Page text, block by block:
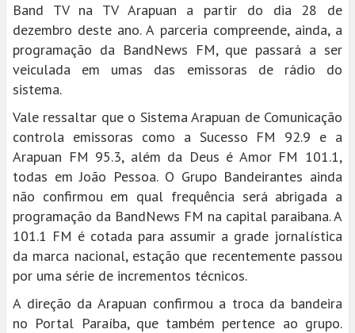
Band TV na TV Arapuan a partir do dia 28 de
dezembro deste ano. A parceria compreende, ainda, a
programação da BandNews FM, que passará a ser
veiculada em umas das emissoras de rádio do
sistema.
Vale ressaltar que o Sistema Arapuan de Comunicação
controla emissoras como a Sucesso FM 92.9 e a
Arapuan FM 95.3, além da Deus é Amor FM 101.1,
todas em João Pessoa. O Grupo Bandeirantes ainda
não confirmou em qual frequência será abrigada a
programação da BandNews FM na capital paraibana. A
101.1 FM é cotada para assumir a grade jornalística
da marca nacional, estação que recentemente passou
por uma série de incrementos técnicos.
A direção da Arapuan confirmou a troca da bandeira
no Portal Paraíba, que também pertence ao grupo.